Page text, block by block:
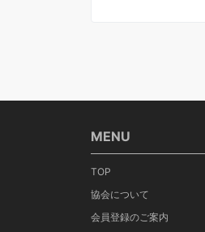
MENU
TOP
協会について
会員登録のご案内